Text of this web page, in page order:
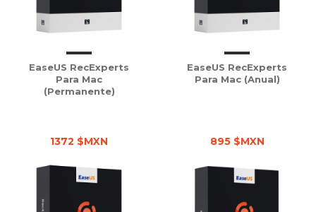
EaseUS RecExperts
Para Mac
(Permanente)
1372 $MXN
EaseUS RecExperts
Para Mac (Anual)
895 $MXN